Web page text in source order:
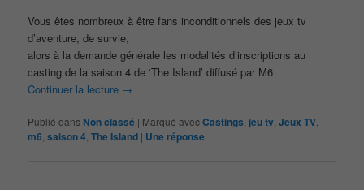
Vous êtes nombreux à être fans inconditionnels des jeux tv
d’aventure, de survie,
alors à la demande générale les modalités d’inscriptions au
casting de la saison 4 de ‘The Island’ diffusé par M6
Continuer la lecture →
Publié dans Non classé | Marqué avecCastings jeu tv ,Jeux TV
m6 ,saison 4 ,The Island | Une réponse